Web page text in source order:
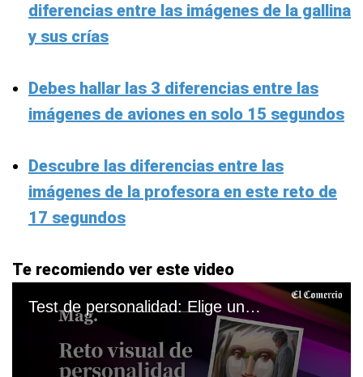
diferencias entre las imágenes de la gallina
y sus crías
Debes hallar las 3 diferencias entre las
imágenes de aviones en solo 15 segundos
Descubre las diferencias entre las
imágenes de la profesora en este reto de
17 segundos
Te recomiendo ver este video
Test de personalidad: Elige una imagen y conoce qué buscas en el amor